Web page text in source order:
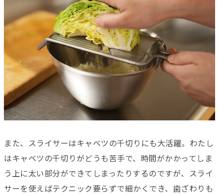
また、スライサーはキャベツの千切りにも大活躍。わたし
はキャベツの千切りがどうも苦手で、時間がかかってしま
う上に太い部分ができてしまったりするのですが、スライ
サーを使えばテクニック要らずで細かくでき、歯ざわりも